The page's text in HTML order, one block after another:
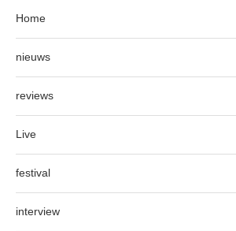
Home
nieuws
reviews
Live
festival
interview